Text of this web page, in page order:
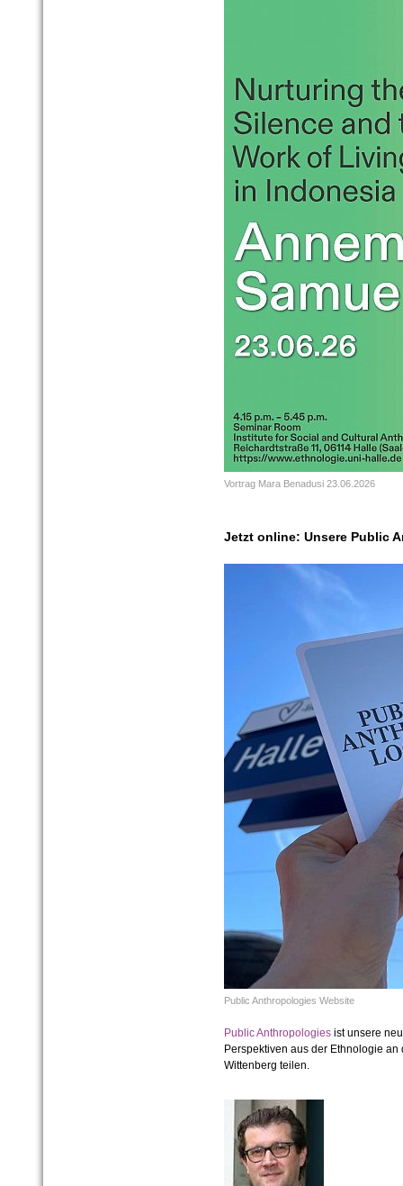
Vortrag Mara Benadusi 23.06.2026
Jetzt online: Unsere Public
Public Anthropologies Website
Public Anthropologiesist unsere
Perspektiven aus der Ethnologie an
Wittenberg teilen.